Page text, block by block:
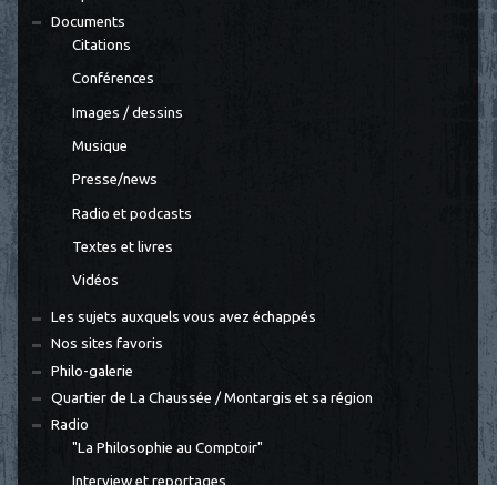
Documents
Citations
Conférences
Images / dessins
Musique
Presse/news
Radio et podcasts
Textes et livres
Vidéos
Les sujets auxquels vous avez échappés
Nos sites favoris
Philo-galerie
Quartier de La Chaussée / Montargis et sa région
Radio
"La Philosophie au Comptoir"
Interview et reportages